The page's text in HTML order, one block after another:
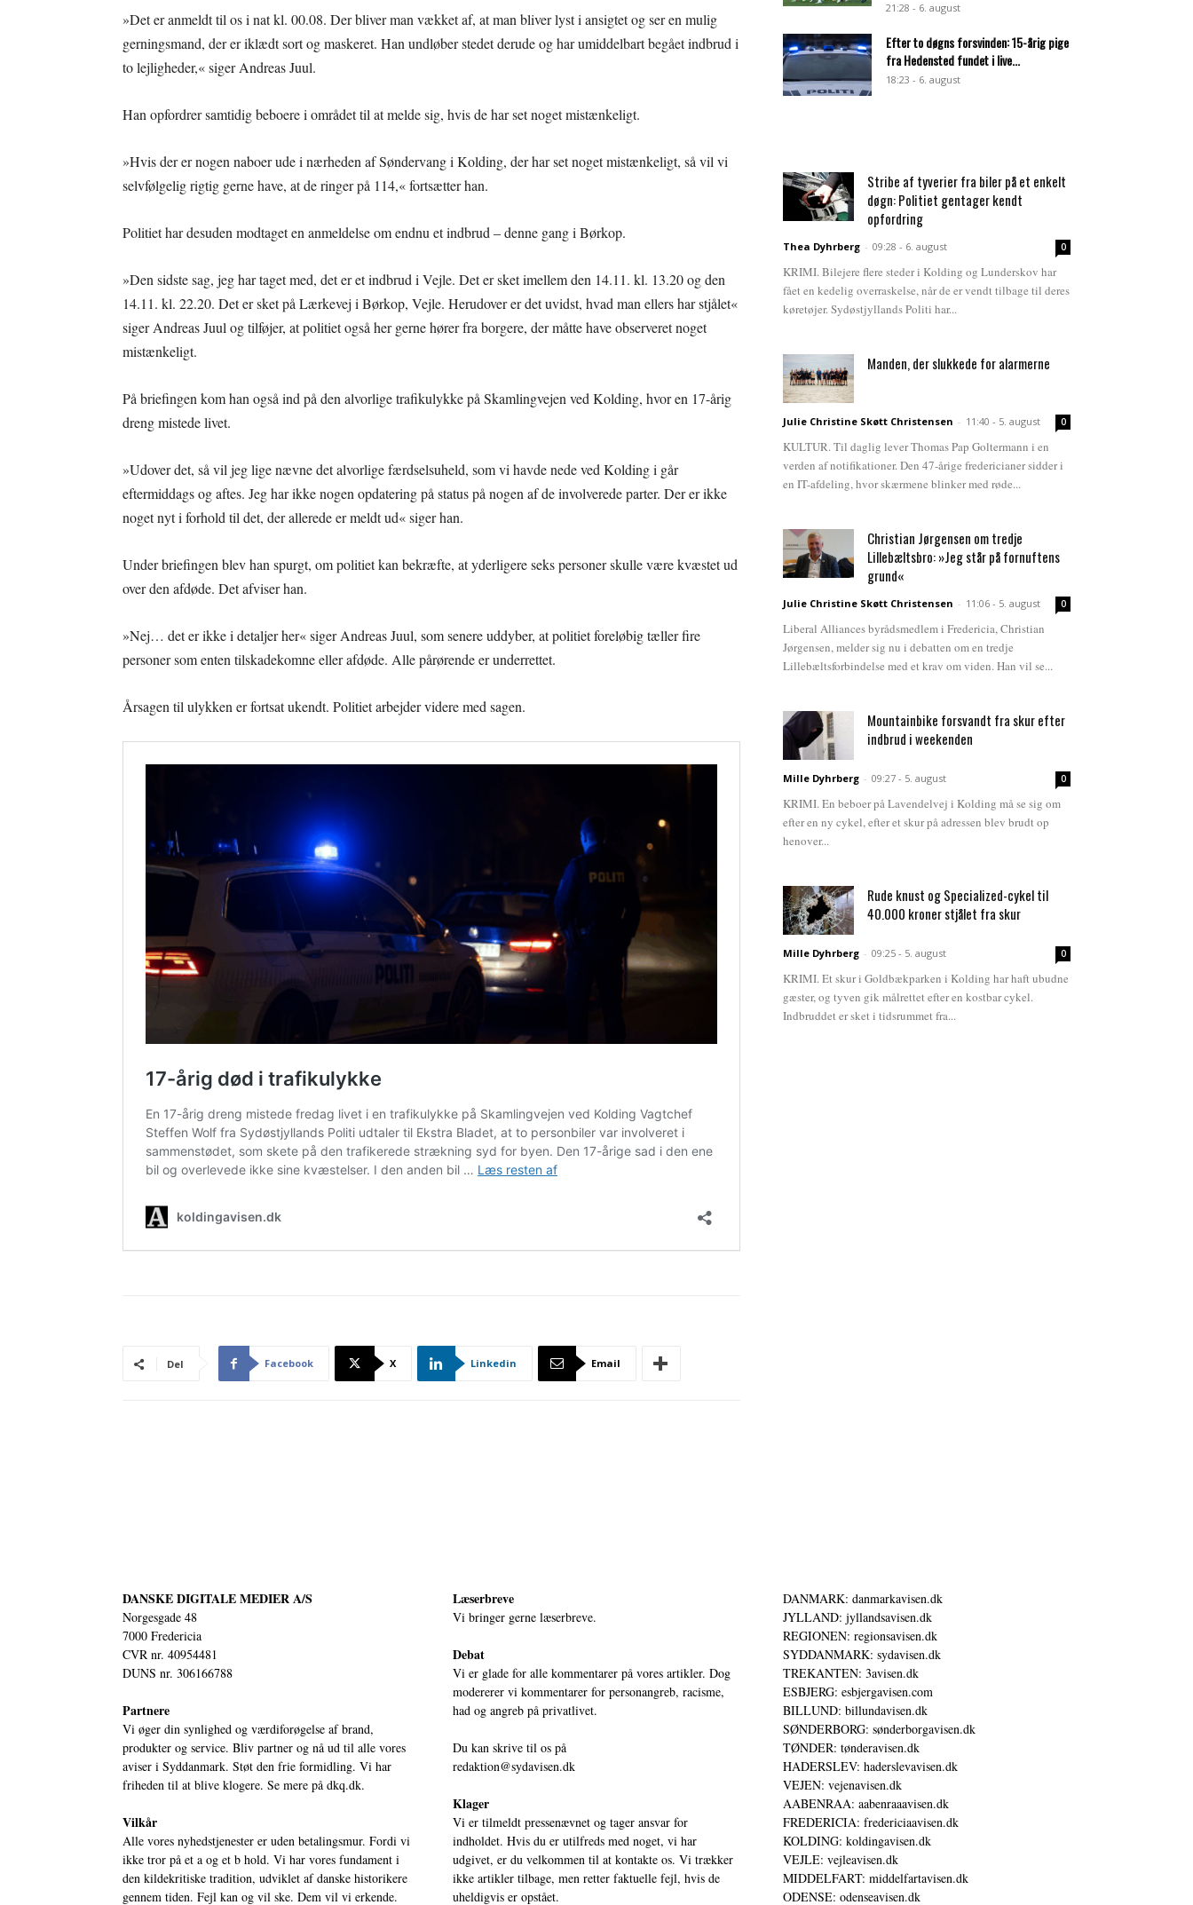
»Det er anmeldt til os i nat kl. 00.08. Der bliver man vækket af, at man bliver lyst i ansigtet og ser en mulig
gerningsmand, der er iklædt sort og maskeret. Han undløber stedet derude og har umiddelbart begået indbrud i
to lejligheder,« siger Andreas Juul.
Han opfordrer samtidig beboere i området til at melde sig, hvis de har set noget mistænkeligt.
»Hvis der er nogen naboer ude i nærheden af Søndervang i Kolding, der har set noget mistænkeligt, så vil vi
selvfølgelig rigtig gerne have, at de ringer på 114,« fortsætter han.
Politiet har desuden modtaget en anmeldelse om endnu et indbrud – denne gang i Børkop.
»Den sidste sag, jeg har taget med, det er et indbrud i Vejle. Det er sket imellem den 14.11. kl. 13.20 og den
14.11. kl. 22.20. Det er sket på Lærkevej i Børkop, Vejle. Herudover er det uvidst, hvad man ellers har stjålet«
siger Andreas Juul og tilføjer, at politiet også her gerne hører fra borgere, der måtte have observeret noget
mistænkeligt.
På briefingen kom han også ind på den alvorlige trafikulykke på Skamlingvejen ved Kolding, hvor en 17-årig
dreng mistede livet.
»Udover det, så vil jeg lige nævne det alvorlige færdselsuheld, som vi havde nede ved Kolding i går
eftermiddags og aftes. Jeg har ikke nogen opdatering på status på nogen af de involverede parter. Der er ikke
noget nyt i forhold til det, der allerede er meldt ud« siger han.
Under briefingen blev han spurgt, om politiet kan bekræfte, at yderligere seks personer skulle være kvæstet ud
over den afdøde. Det afviser han.
»Nej… det er ikke i detaljer her« siger Andreas Juul, som senere uddyber, at politiet foreløbig tæller fire
personer som enten tilskadekomne eller afdøde. Alle pårørende er underrettet.
Årsagen til ulykken er fortsat ukendt. Politiet arbejder videre med sagen.
Del Facebook X Linkedin Email
21:28 - 6. august
Efter to døgns forsvinden: 15-årig pige
fra Hedensted fundet i live...
18:23 - 6. august
Stribe af tyverier fra biler på et enkelt
døgn: Politiet gentager kendt
opfordring
Thea Dyhrberg - 09:28 - 6. august 0
KRIMI. Bilejere flere steder i Kolding og Lunderskov har
fået en kedelig overraskelse, når de er vendt tilbage til deres
køretøjer. Sydøstjyllands Politi har...
Manden, der slukkede for alarmerne
Julie Christine Skøtt Christensen - 11:40 - 5. august 0
KULTUR. Til daglig lever Thomas Pap Goltermann i en
verden af notifikationer. Den 47-årige fredericianer sidder i
en IT-afdeling, hvor skærmene blinker med røde...
Christian Jørgensen om tredje
Lillebæltsbro: »Jeg står på fornuftens
grund«
Julie Christine Skøtt Christensen - 11:06 - 5. august 0
Liberal Alliances byrådsmedlem i Fredericia, Christian
Jørgensen, melder sig nu i debatten om en tredje
Lillebæltsforbindelse med et krav om viden. Han vil se...
Mountainbike forsvandt fra skur efter
indbrud i weekenden
Mille Dyhrberg - 09:27 - 5. august 0
KRIMI. En beboer på Lavendelvej i Kolding må se sig om
efter en ny cykel, efter et skur på adressen blev brudt op
henover...
Rude knust og Specialized-cykel til
40.000 kroner stjålet fra skur
Mille Dyhrberg - 09:25 - 5. august 0
KRIMI. Et skur i Goldbækparken i Kolding har haft ubudne
gæster, og tyven gik målrettet efter en kostbar cykel.
Indbruddet er sket i tidsrummet fra...
DANSKE DIGITALE MEDIER A/S
Norgesgade 48
7000 Fredericia
CVR nr. 40954481
DUNS nr. 306166788
Partnere
Vi øger din synlighed og værdiforøgelse af brand,
produkter og service. Bliv partner og nå ud til alle vores
aviser i Syddanmark. Støt den frie formidling. Vi har
friheden til at blive klogere. Se mere på dkq.dk.
Vilkår
Alle vores nyhedstjenester er uden betalingsmur. Fordi vi
ikke tror på et a og et b hold. Vi har vores fundament i
den kildekritiske tradition, udviklet af danske historikere
gennem tiden. Fejl kan og vil ske. Dem vil vi erkende.
Læserbreve
Vi bringer gerne læserbreve.
Debat
Vi er glade for alle kommentarer på vores artikler. Dog
modererer vi kommentarer for personangreb, racisme,
had og angreb på privatlivet.
Du kan skrive til os på
redaktion@sydavisen.dk
Klager
Vi er tilmeldt pressenævnet og tager ansvar for
indholdet. Hvis du er utilfreds med noget, vi har
udgivet, er du velkommen til at kontakte os. Vi trækker
ikke artikler tilbage, men retter faktuelle fejl, hvis de
uheldigvis er opstået.
DANMARK: danmarkavisen.dk
JYLLAND: jyllandsavisen.dk
REGIONEN: regionsavisen.dk
SYDDANMARK: sydavisen.dk
TREKANTEN: 3avisen.dk
ESBJERG: esbjergavisen.com
BILLUND: billundavisen.dk
SØNDERBORG: sønderborgavisen.dk
TØNDER: tønderavisen.dk
HADERSLEV: haderslevavisen.dk
VEJEN: vejenavisen.dk
AABENRAA: aabenraaavisen.dk
FREDERICIA: fredericiaavisen.dk
KOLDING: koldingavisen.dk
VEJLE: vejleavisen.dk
MIDDELFART: middelfartavisen.dk
ODENSE: odenseavisen.dk